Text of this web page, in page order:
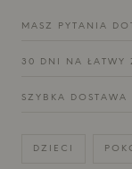
MASZ PYTANIA
30 DNI NA ŁATWY
SZYBKA DOSTAWA
DZIECI